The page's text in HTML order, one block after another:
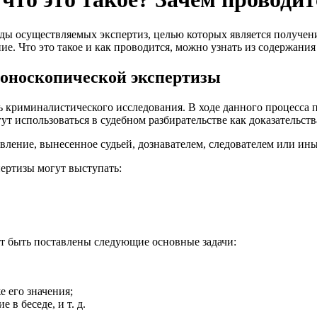
осуществляемых экспертиз, целью которых является
Что это такое и как проводится, можно узнать из
экспертизы
криминалистического исследования. В ходе данного
в судебном разбирательстве как
вынесенное судьей, дознавателем, следователем или
могут выступать:
быть поставлены следующие основные задачи:
его значения;
в беседе, и т. д.